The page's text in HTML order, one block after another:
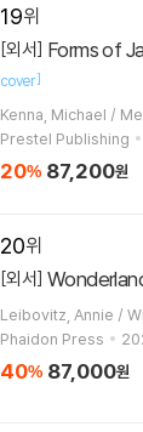
19
[외서] Forms of
cover]
Prestel Publishing
20% 87,200원
20
[외서]
Phaidon Press
40% 87,000원